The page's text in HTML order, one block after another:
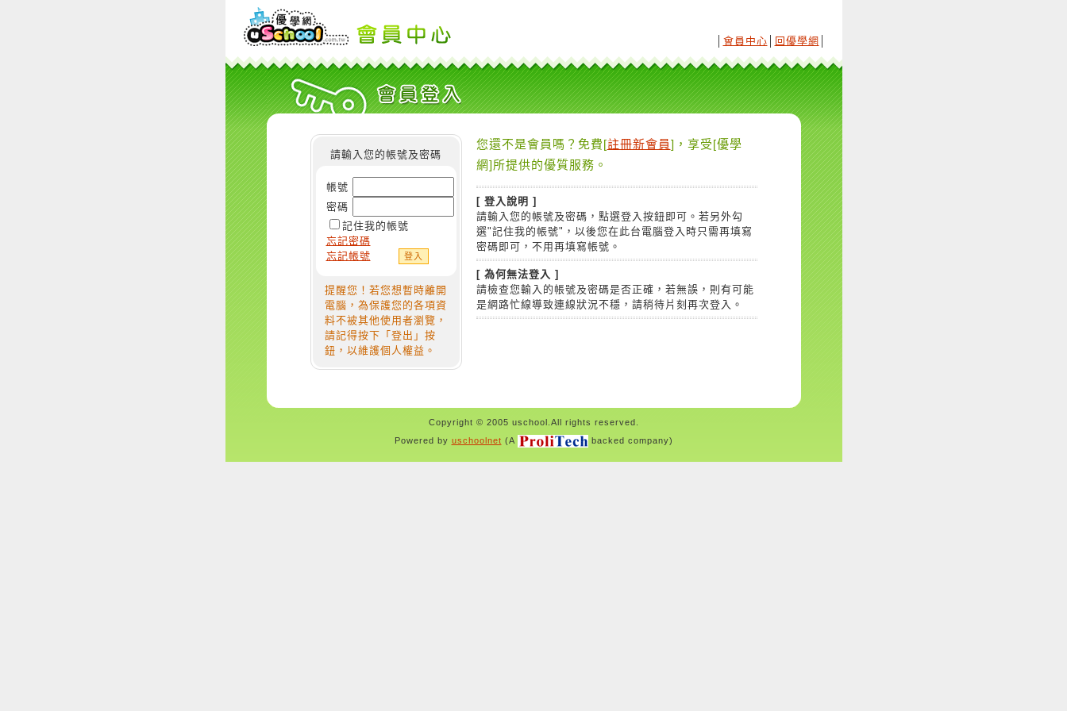
會員中心 回優學網
請輸入您的帳號及密碼
帳號
密碼
記住我的帳號
忘記密碼
忘記帳號
提醒您！若您想暫時離開
電腦，為保護您的各項資
料不被其他使用者瀏覽，
請記得按下「登出」按
鈕，以維護個人權益。
您還不是會員嗎？免費[註冊新會員]，享受[優學
網]所提供的優質服務。
[ 登入說明 ]
請輸入您的帳號及密碼，點選登入按鈕即可。若另外勾
選"記住我的帳號"，以後您在此台電腦登入時只需再填寫
密碼即可，不用再填寫帳號。
[ 為何無法登入 ]
請檢查您輸入的帳號及密碼是否正確，若無誤，則有可能
是網路忙線導致連線狀況不穩，請稍待片刻再次登入。
Copyright © 2005 uschool.All rights reserved.
Powered by uschoolnet (A backed company)